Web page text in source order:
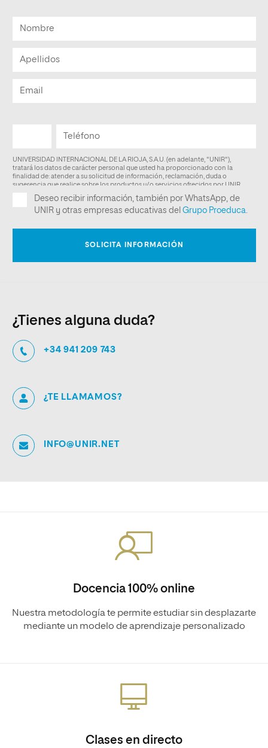
¿Tienes alguna duda?
+34 941 209 743
¿TE LLAMAMOS?
INFO@UNIR.NET
Docencia 100% online
Nuestra metodología te permite estudiar sin desplazarte
mediante un modelo de aprendizaje personalizado
Clases en directo